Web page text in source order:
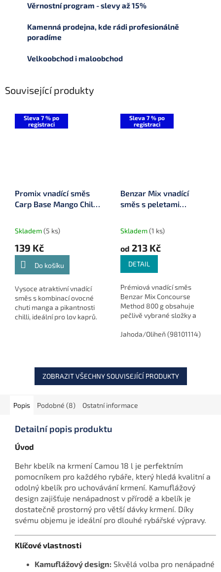
Věrnostní program - slevy až 15%
Kamenná prodejna, kde rádi profesionálně
poradíme
Velkoobchod i maloobchod
Související produkty
Sleva 7 % po
registraci
Promix vnadící směs
Carp Base Mango Chilli
Skladem(5 ks)
139 Kč
Do košíku
Vysoce atraktivní vnadící
směs s kombinací ovocné
chuti manga a pikantnosti
chilli, ideální pro lov kaprů.
Sleva 7 % po
registraci
Benzar Mix vnadící
směs s peletami
Skladem(1 ks)
od 213 Kč
DETAIL
Prémiová vnadící směs
Benzar Mix Concourse
Method 800 g obsahuje
pečlivě vybrané složky a
vaše loviště. Ideální na
Jahoda/Oliheň (98101114)
ZOBRAZIT VŠECHNY SOUVISEJÍCÍ PRODUKTY
Popis Podobné (8) Ostatní informace
Detailní popis produktu
Úvod
Behr kbelík na krmení Camou 18 l je perfektním
pomocníkem pro každého rybáře, který hledá kvalitní a
odolný kbelík pro uchovávání krmení. Kamuflážový
design zajišťuje nenápadnost v přírodě a kbelík je
dostatečně prostorný pro větší dávky krmení. Díky
svému objemu je ideální pro dlouhé rybářské výpravy.
Klíčové vlastnosti
Kamuflážový design: Skvělá volba pro nenápadné